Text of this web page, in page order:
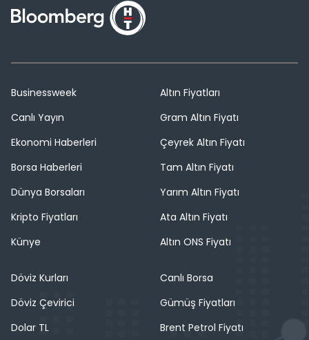
Businessweek
Canlı Yayın
Ekonomi Haberleri
Borsa Haberleri
Dünya Borsaları
Kripto Fiyatları
Künye
Altın Fiyatları
Gram Altın Fiyatı
Çeyrek Altın Fiyatı
Tam Altın Fiyatı
Yarım Altın Fiyatı
Ata Altın Fiyatı
Altın ONS Fiyatı
Döviz Kurları
Döviz Çevirici
Dolar TL
Canlı Borsa
Gümüş Fiyatları
Brent Petrol Fiyatı